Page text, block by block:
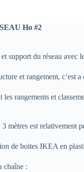
Ho #2
support du réseau avec
et rangement, c’est
les rangements et
mètres est relativement
de boites IKEA en
chaîne :